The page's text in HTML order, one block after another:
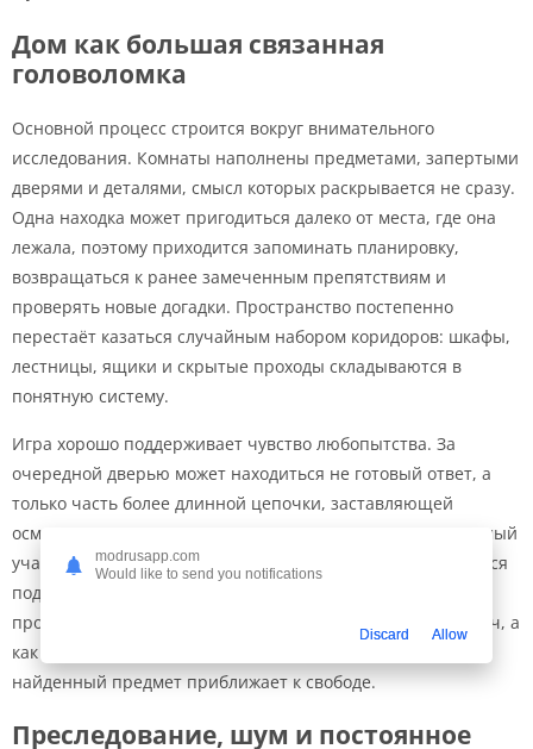
Дом как большая связанная
головоломка
Основной процесс строится вокруг внимательного
исследования. Комнаты наполнены предметами, запертыми
дверями и деталями, смысл которых раскрывается не сразу.
Одна находка может пригодиться далеко от места, где она
лежала, поэтому приходится запоминать планировку,
возвращаться к ранее замеченным препятствиям и
проверять новые догадки. Пространство постепенно
перестаёт казаться случайным набором коридоров: шкафы,
лестницы, ящики и скрытые проходы складываются в
понятную систему.
Игра хорошо поддерживает чувство любопытства. За
очередной дверью может находиться не готовый ответ, а
только часть более длинной цепочки, заставляющей
осмотреть соседние комнаты внимательнее. Даже знакомый
участок дома меняется по смыслу, когда в руках появляется
подходящий инструмент или ключ. Благодаря этому
продвижение ощущается не как выполнение списка задач, а
как постепенное распутывание тайны, где каждый
найденный предмет приближает к свободе.
Преследование, шум и постоянное
modrusapp.com
Would like to send you notifications
Discard Allow